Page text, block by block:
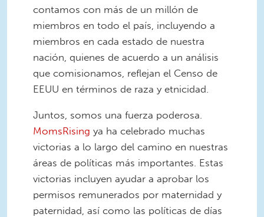
contamos con más de un millón de
miembros en todo el país, incluyendo a
miembros en cada estado de nuestra
nación, quienes de acuerdo a un análisis
que comisionamos, reflejan el Censo de
EEUU en términos de raza y etnicidad.
Juntos, somos una fuerza poderosa.
MomsRising ya ha celebrado muchas
victorias a lo largo del camino en nuestras
áreas de políticas más importantes. Estas
victorias incluyen ayudar a aprobar los
permisos remunerados por maternidad y
paternidad, así como las políticas de días